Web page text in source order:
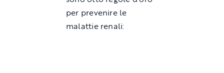
per prevenire le
malattie renali: